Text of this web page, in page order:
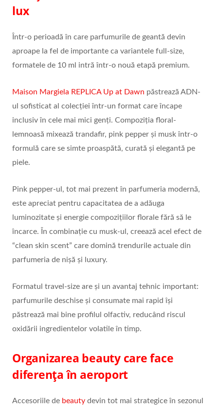
lux
Într-o perioadă în care parfumurile de geantă devin
aproape la fel de importante ca variantele full-size,
formatele de 10 ml intră într-o nouă etapă premium.
Maison Margiela REPLICA Up at Dawn păstrează ADN-
ul sofisticat al colecției într-un format care încape
inclusiv în cele mai mici genți. Compoziția floral-
lemnoasă mixează trandafir, pink pepper și musk într-o
formulă care se simte proaspătă, curată și elegantă pe
piele.
Pink pepper-ul, tot mai prezent în parfumeria modernă,
este apreciat pentru capacitatea de a adăuga
luminozitate și energie compozițiilor florale fără să le
încarce. În combinație cu musk-ul, creează acel efect de
“clean skin scent” care domină trendurile actuale din
parfumeria de nișă și luxury.
Formatul travel-size are și un avantaj tehnic important:
parfumurile deschise și consumate mai rapid își
păstrează mai bine profilul olfactiv, reducând riscul
oxidării ingredientelor volatile în timp.
Organizarea beauty care face
diferența în aeroport
Accesoriile de beauty devin tot mai strategice în sezonul